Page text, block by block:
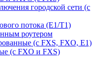
городской сети (с
потока (E1/T1)
роутером
(c FXS, FXO, E1)
(с FXO и FXS)